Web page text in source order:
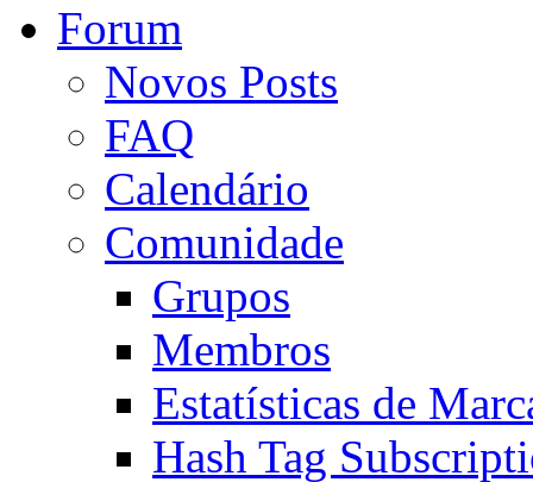
Forum
Novos Posts
FAQ
Calendário
Comunidade
Grupos
Membros
Estatísticas de
Hash Tag